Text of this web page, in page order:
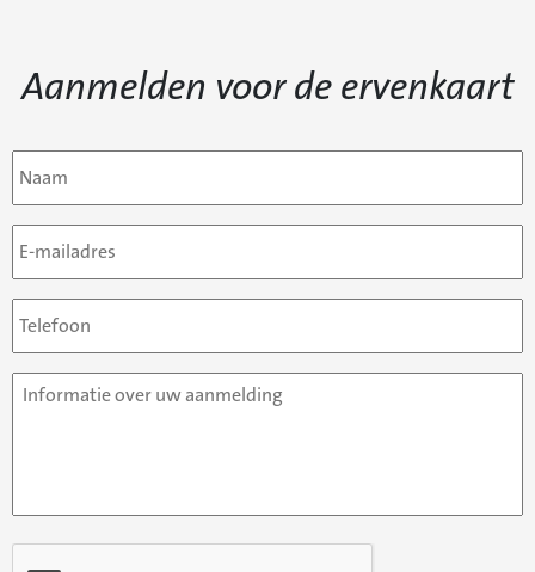
Aanmelden voor de ervenkaart